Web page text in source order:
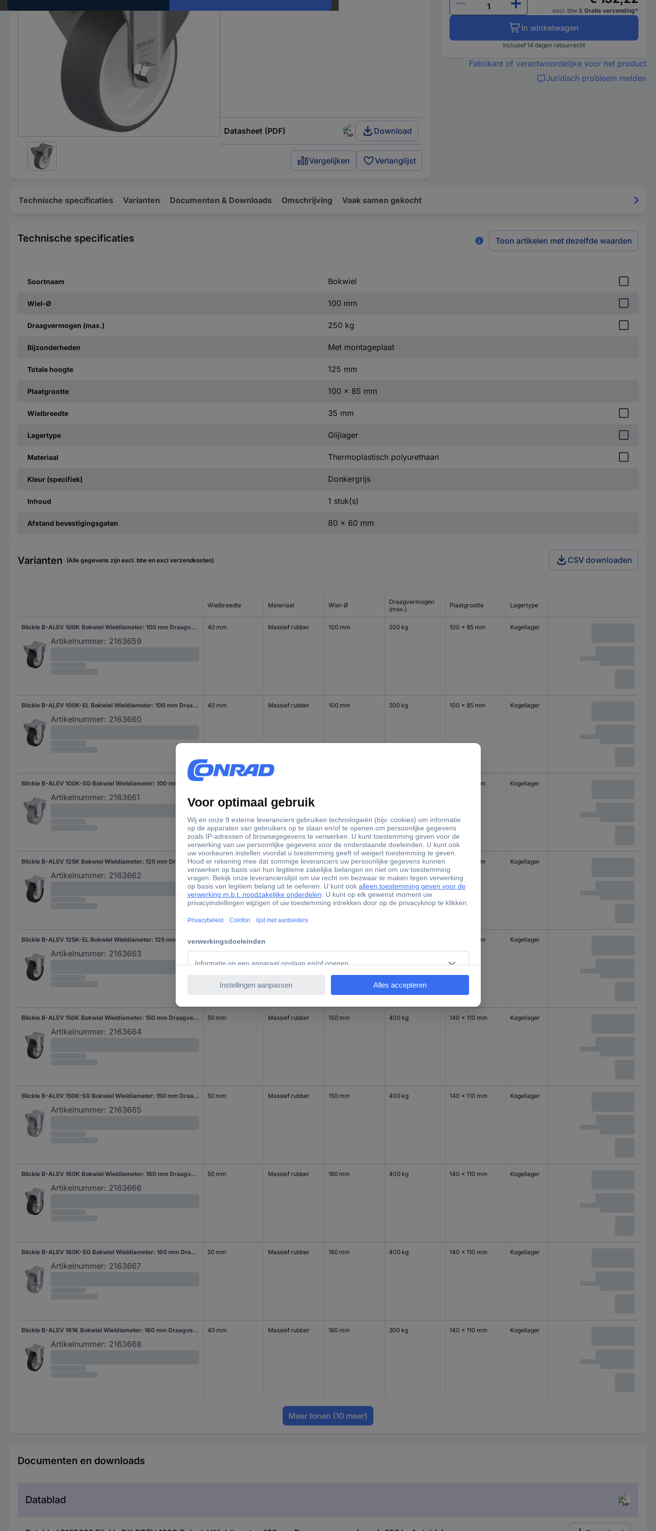
Datasheet (PDF) Download
Vergelijken Verlanglijst
excl. btw & Gratis verzending*
In winkelwagen
Inclusief 14 dagen retourrecht
Fabrikant of verantwoordelijke voor het product
Juridisch probleem melden
Technische specificaties Varianten Documenten & Downloads Omschrijving Vaak samen gekocht
Technische specificaties Toon artikelen met dezelfde waarden
Soortnaam Bokwiel
Wiel-Ø 100 mm
Draagvermogen (max.) 250 kg
Bijzonderheden Met montageplaat
Totale hoogte 125 mm
Plaatgrootte 100 x 85 mm
Wielbreedte 35 mm
Lagertype Glijlager
Materiaal Thermoplastisch polyurethaan
Kleur (specifiek) Donkergrijs
Inhoud 1 stuk(s)
Afstand bevestigingsgaten 80 x 60 mm
Varianten (Alle gegevens zijn excl. btw en excl verzendkosten) CSV downloaden
Wielbreedte Materiaal Wiel-Ø
Draagvermogen
(max.)
Plaatgrootte Lagertype
Blickle B-ALEV 100K Bokwiel Wieldiameter: 100 mm Draagvermogen (max.): 200 kg 1 stuk(s)
Artikelnummer: 2163659
40 mm Massief rubber 100 mm 200 kg 100 x 85 mm Kogellager
Blickle B-ALEV 100K-EL Bokwiel Wieldiameter: 100 mm Draagvermogen (max.): 200 kg 1 stuk(s)
Artikelnummer: 2163660
40 mm Massief rubber 100 mm 200 kg 100 x 85 mm Kogellager
Blickle B-ALEV 100K-SG Bokwiel Wieldiameter: 100 mm Draagvermogen (max.): 200 kg 1 stuk(s)
Artikelnummer: 2163661
100 x 85 mm Kogellager
Blickle B-ALEV 125K Bokwiel Wieldiameter: 125 mm Draagvermogen (max.): 250 kg 1 stuk(s)
Artikelnummer: 2163662
40 mm Massief rubber 125 mm 250 kg 100 x 85 mm Kogellager
Blickle B-ALEV 125K-EL Bokwiel Wieldiameter: 125 mm Draagvermogen (max.): 250 kg 1 stuk(s)
Artikelnummer: 2163663
40 mm 100 x 85 mm Kogellager
Blickle B-ALEV 150K Bokwiel Wieldiameter: 150 mm Draagvermogen (max.): 400 kg 1 stuk(s)
Artikelnummer: 2163664
50 mm Massief rubber 150 mm 400 kg 140 x 110 mm Kogellager
Blickle B-ALEV 150K-SG Bokwiel Wieldiameter: 150 mm Draagvermogen (max.): 400 kg 1 stuk(s)
Artikelnummer: 2163665
50 mm Massief rubber 150 mm 400 kg 140 x 110 mm Kogellager
Blickle B-ALEV 160K Bokwiel Wieldiameter: 160 mm Draagvermogen (max.): 400 kg 1 stuk(s)
Artikelnummer: 2163666
50 mm Massief rubber 160 mm 400 kg 140 x 110 mm Kogellager
Blickle B-ALEV 160K-SG Bokwiel Wieldiameter: 160 mm Draagvermogen (max.): 400 kg 1 stuk(s)
Artikelnummer: 2163667
50 mm Massief rubber 160 mm 400 kg 140 x 110 mm Kogellager
Blickle B-ALEV 161K Bokwiel Wieldiameter: 160 mm Draagvermogen (max.): 300 kg 1 stuk(s)
Artikelnummer: 2163668
40 mm Massief rubber 160 mm 300 kg 140 x 110 mm Kogellager
Meer tonen (10 meer)
Documenten en downloads
Datablad